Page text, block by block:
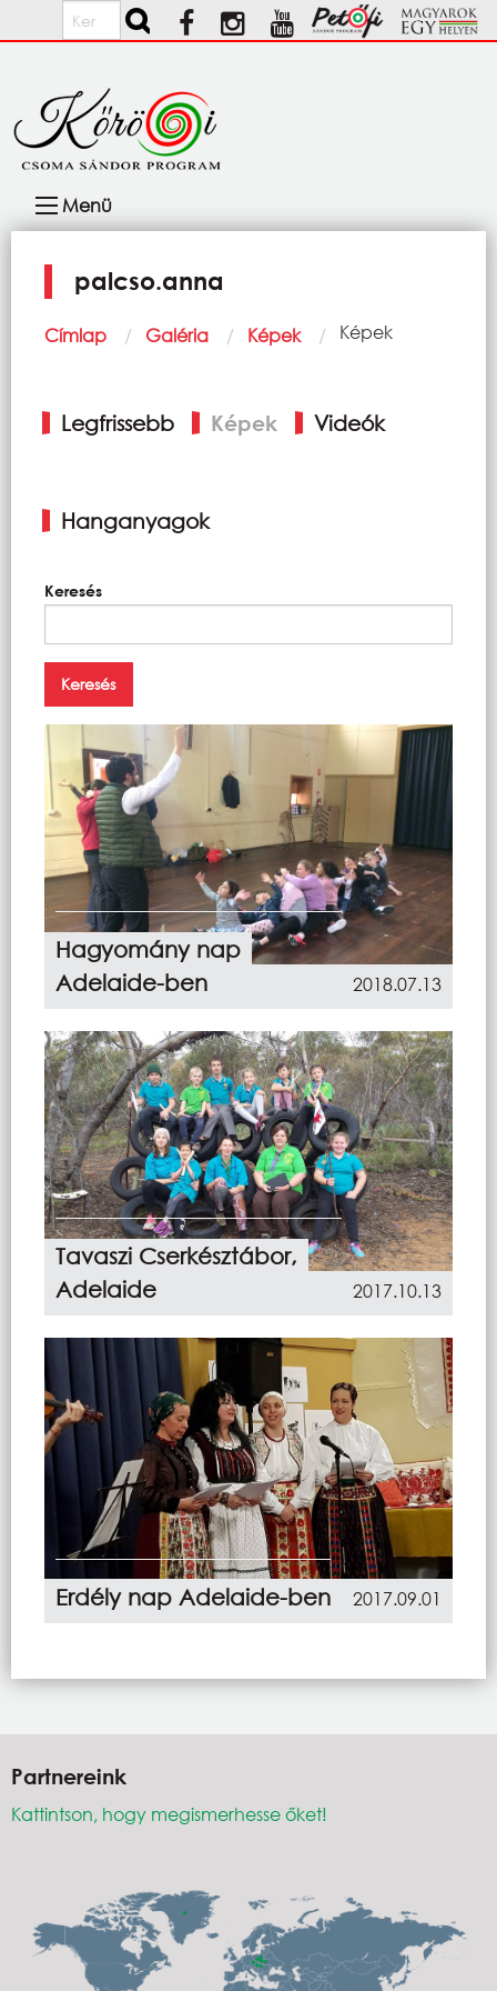
Ugrás a tartalomra
Keresés
navigáció
Menü
palcso.anna
Morzsa
Címlap Galéria Képek Current:
Képek
fülek
Legfrissebb Képek Videók
Hanganyagok
Keresés
Hagyomány nap
Adelaide-ben
2018.07.13
Tavaszi Cserkésztábor,
Adelaide
2017.10.13
Erdély nap Adelaide-ben 2017.09.01
Partnereink
Kattintson, hogy megismerhesse őket!